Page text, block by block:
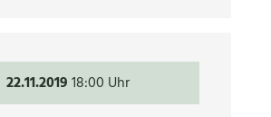
22.11.201918:00 Uhr